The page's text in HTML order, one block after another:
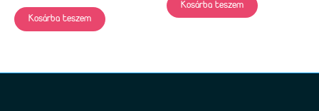
/ 5
Kosárba teszem
Kosárba teszem